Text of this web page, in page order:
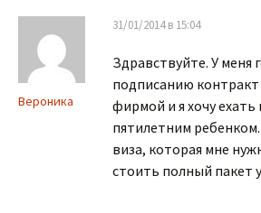
Вероника
31/01/2014 в 15:04
Здравствуйте. У меня
подписанию контракт
фирмой и я хочу
пятилетним
виза, которая мне
стоить полный пакет